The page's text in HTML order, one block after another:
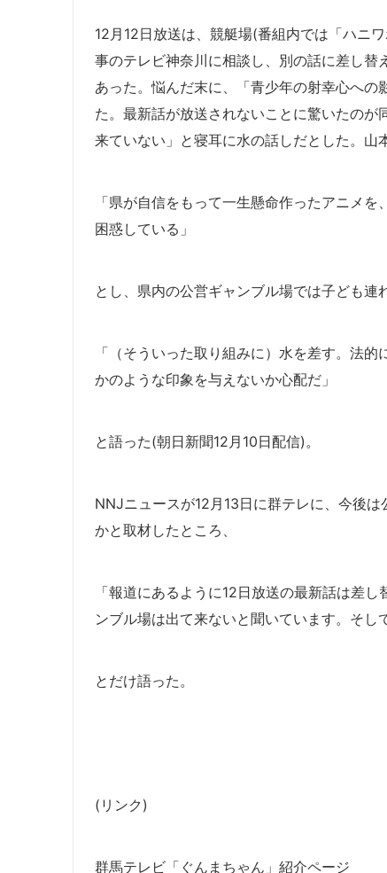
12月12日放送は、競艇場(番組内では「ハニ
事のテレビ神奈川に相談し、別の話に差し
あった。悩んだ末に、「青少年の射幸心へ
た。最新話が放送されないことに驚いたの
来ていない」と寝耳に水の話しだとした。山
「県が自信をもって一生懸命作ったアニメ
困惑している」
とし、県内の公営ギャンブル場では子ども連
「（そういった取り組みに）水を差す。法
かのような印象を与えないか心配だ」
と語った(朝日新聞12月10日配信)。
NNJニュースが12月13日に群テレに、今後
かと取材したところ、
「報道にあるように12日放送の最新話は差
ンブル場は出て来ないと聞いています。そし
とだけ語った。
(リンク)
群馬テレビ「ぐんまちゃん」紹介ページ